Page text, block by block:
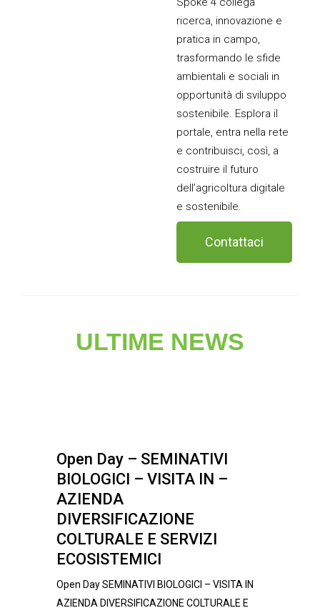
ricerca, innovazione e
pratica in campo,
trasformando le sfide
ambientali e sociali in
opportunità di sviluppo
sostenibile. Esplora il
portale, entra nella rete
e contribuisci, così, a
costruire il futuro
dell’agricoltura digitale
e sostenibile.
Contattaci
ULTIME NEWS
Open Day – SEMINATIVI
BIOLOGICI – VISITA IN –
AZIENDA
DIVERSIFICAZIONE
COLTURALE E SERVIZI
ECOSISTEMICI
Open Day SEMINATIVI BIOLOGICI – VISITA IN
AZIENDA DIVERSIFICAZIONE COLTURALE E